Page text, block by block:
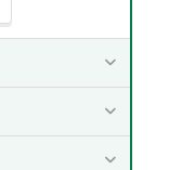
義変更について
をしたいとき
の解決について